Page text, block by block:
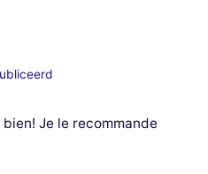
Je le recommande